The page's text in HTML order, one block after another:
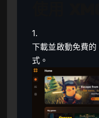
1.
下載並啟動免費的
式。